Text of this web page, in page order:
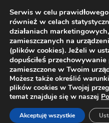
Strona główna
Sklep
Woski, pisaki, zaślepki, filce
Serwis w celu
również w celach
działaniach
zamieszczanych na
(plików cookies). Jeżeli w
dopuściłeś
zamieszczone w Twoim
Możesz także określić
plików cookies w Twojej
temat znajduje się w naszej
Akceptuję wszystkie